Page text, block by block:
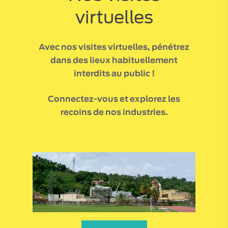
EXPÉRIENCE “ET QUE CA
ÇHAUFFE”
moment
virtuelles
Avec nos visites virtuelles, pénétrez
dans des lieux habituellement
interdits au public !
Connectez-vous et explorez les
recoins de nos industries.
EXPÉRIENCES
VISITES
ESPACE PRO